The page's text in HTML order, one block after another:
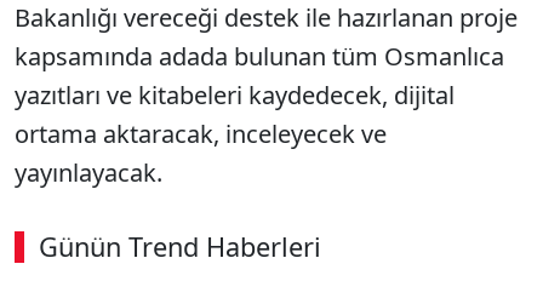
Bakanlığı vereceği destek ile hazırlanan proje
kapsamında adada bulunan tüm Osmanlıca
yazıtları ve kitabeleri kaydedecek, dijital
ortama aktaracak, inceleyecek ve
yayınlayacak.
Günün Trend Haberleri